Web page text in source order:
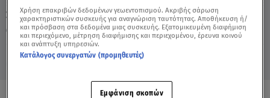
Σάββατο 8 Αυγούστου 2026
28.02.22, 13:30 ΖΩΔΙΑ
Χρήση επακριβών δεδομένων γεωεντοπισμού. Ακριβής σάρωση
χαρακτηριστικών συσκευής για αναγνώριση ταυτότητας. Αποθήκευση ή/
και πρόσβαση στα δεδομένα μιας συσκευής. Εξατομικευμένη διαφήμιση
και περιεχόμενο, μέτρηση διαφήμισης και περιεχομένου, έρευνα κοινού
και ανάπτυξη υπηρεσιών.
Κατάλογος συνεργατών (προμηθευτές)
Εμφάνιση σκοπών